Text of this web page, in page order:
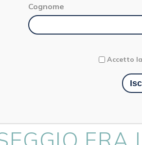
Cognome
Accetto la